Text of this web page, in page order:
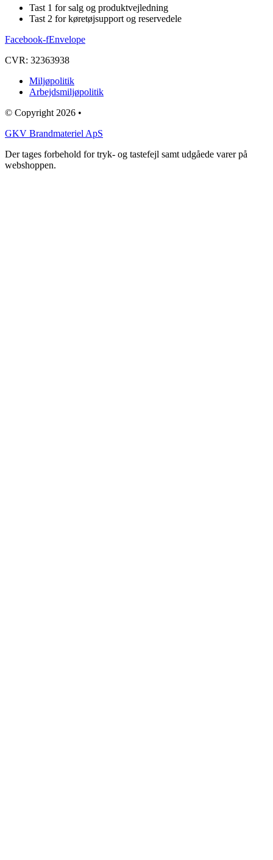
Tast 1 for salg og produktvejledning
Tast 2 for køretøjsupport og reservedele
Facebook-fEnvelope
CVR: 32363938
Miljøpolitik
Arbejdsmiljøpolitik
© Copyright 2026 •
GKV Brandmateriel ApS
Der tages forbehold for tryk- og tastefejl samt udgåede varer på
webshoppen.